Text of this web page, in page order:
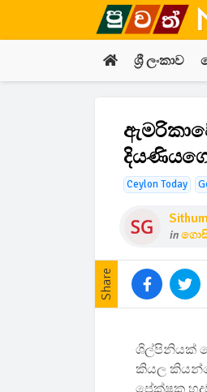
ශ්‍රී ලංකාව
දියණියගේ
Ceylon Today
in
Share
ශිල්පිනියක්
කියල
ප්‍රේක්ෂක